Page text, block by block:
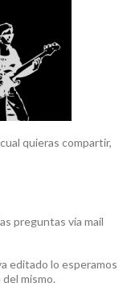
quieras compartir,
preguntas vía mail
editado lo esperamos
mismo.